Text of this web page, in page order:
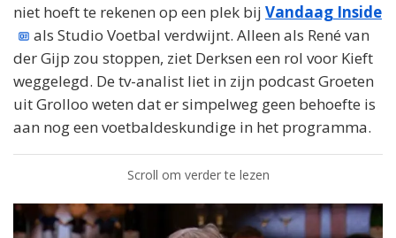
niet hoeft te rekenen op een plek bij Vandaag Inside
als Studio Voetbal verdwijnt. Alleen als René van
der Gijp zou stoppen, ziet Derksen een rol voor Kieft
weggelegd. De tv-analist liet in zijn podcast Groeten
uit Grolloo weten dat er simpelweg geen behoefte is
aan nog een voetbaldeskundige in het programma.
Scroll om verder te lezen